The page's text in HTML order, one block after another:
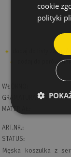
dodaj do listy zakupów
dodaj do
WŁÓKNO:
GRAMATURA:
MATERIAŁ:
ART.NR.:
STATUS:
Męska koszulka z
cookie
polityki